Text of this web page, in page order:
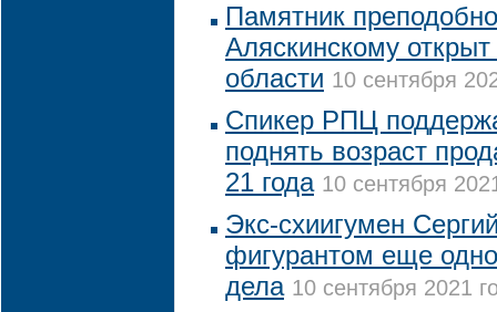
Памятник
Аляскинскому
области 10 сентября
Спикер РПЦ
поднять возраст
21 года 10 сентября
Экс-схиигумен
фигурантом еще
дела 10 сентября 2021